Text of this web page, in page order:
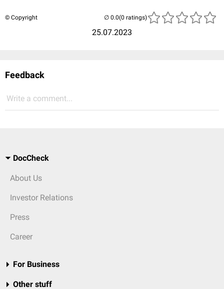
© Copyright
25.07.2023
(0 ratings)
Feedback
Write a comment...
DocCheck
About Us
Investor Relations
Press
Career
For Business
Other stuff